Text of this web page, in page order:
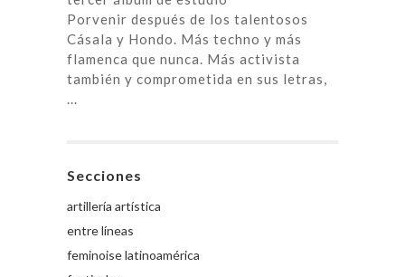
Porvenir después de los talentosos
Cásala y Hondo. Más techno y más
flamenca que nunca. Más activista
también y comprometida en sus letras,
...
Secciones
artillería artística
entre líneas
feminoise latinoamérica